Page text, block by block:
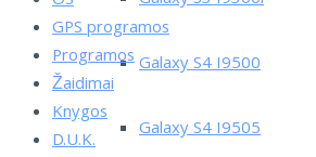
Galaxy S4 I9500
Galaxy S4 I9505
GPS programos
Programos
Žaidimai
Knygos
D.U.K.